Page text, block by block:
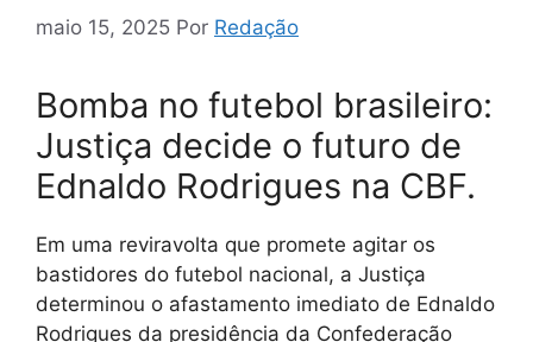
maio 15, 2025 Por Redação
Bomba no futebol brasileiro:
Justiça decide o futuro de
Ednaldo Rodrigues na CBF.
Em uma reviravolta que promete agitar os
bastidores do futebol nacional, a Justiça
determinou o afastamento imediato de Ednaldo
Rodrigues da presidência da Confederação